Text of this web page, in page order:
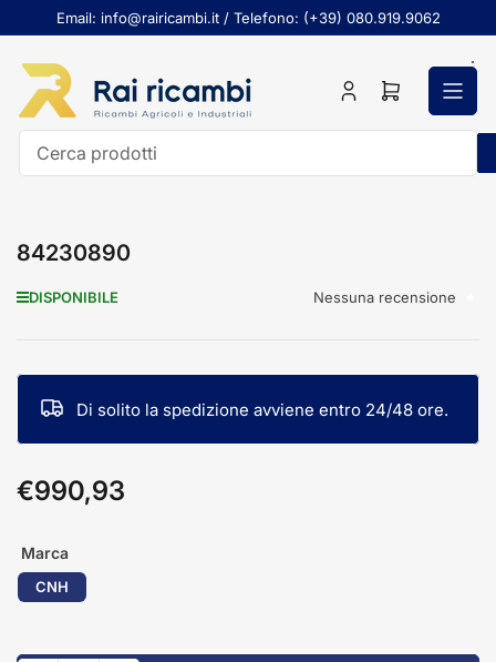
al
contenuto
Email: info@rairicambi.it / Telefono: (+39) 080.919.9062
AccediApri
84230890
DISPONIBILE Nessuna recensione
Di solito la spedizione avviene entro 24/48 ore.
Prezzo
€990,93
Marca
CNH